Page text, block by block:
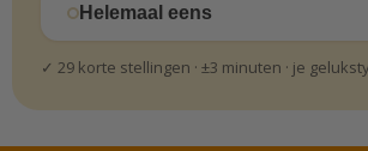
Helemaal eens
✓ 29 korte stellingen · ±3 minuten · je